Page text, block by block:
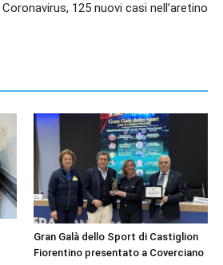
Coronavirus, 125 nuovi casi nell’aretino
Gran Galà dello Sport di Castiglion
Fiorentino presentato a Coverciano